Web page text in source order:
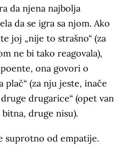
da njena najbolja
da se igra sa njom. Ako
joj „nije to strašno“ (za
ne bi tako reagovala),
ona govori o
plač“ (za nju jeste, inače
drugarice“ (opet van
druge nisu).
suprotno od empatije.